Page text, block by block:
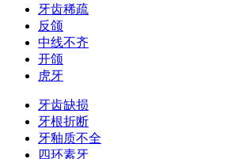
牙齿稀疏
反颌
中线不齐
开颌
虎牙
牙齿缺损
牙根折断
牙釉质不全
四环素牙